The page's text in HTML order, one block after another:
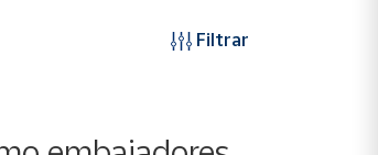
Filtrar